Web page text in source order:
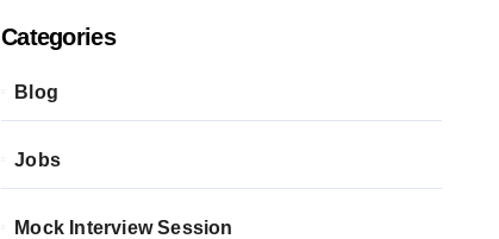
Categories
Blog
Jobs
Mock Interview Session